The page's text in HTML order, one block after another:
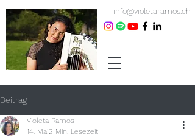
info@violetaramos.ch
Beitrag
Violeta Ramos
14. Mai2 Min. Lesezeit